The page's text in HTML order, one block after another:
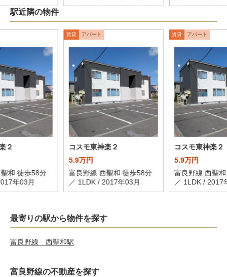
駅近隣の物件
２
和 徒歩58分
年03月
賃貸 アパート
コスモ東神楽２
5.9万円
富良野線 西聖和 徒歩58分
／ 1LDK / 2017年03月
賃貸 アパート
コスモ東神楽２
5.9万円
富良野線 西聖
／ 1LDK / 2017
最寄りの駅から物件を探す
富良野線 西聖和駅
富良野線の不動産を探す